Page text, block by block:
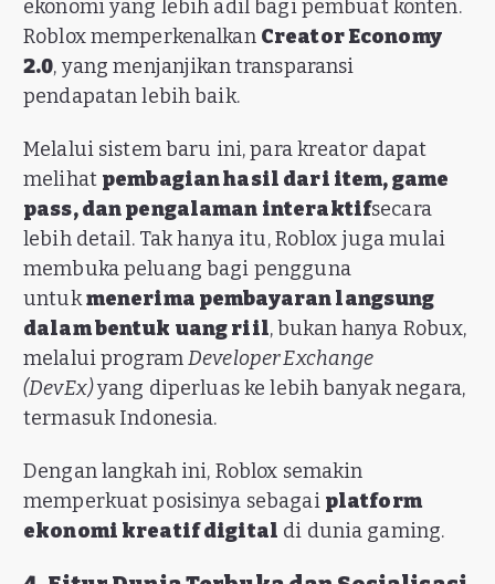
ekonomi yang lebih adil bagi pembuat konten.
Roblox memperkenalkan Creator Economy
2.0, yang menjanjikan transparansi
pendapatan lebih baik.
Melalui sistem baru ini, para kreator dapat
melihat pembagian hasil dari item, game
pass, dan pengalaman interaktifsecara
lebih detail. Tak hanya itu, Roblox juga mulai
membuka peluang bagi pengguna
untukmenerima pembayaran langsung
dalam bentuk uang riil, bukan hanya Robux,
melalui programDeveloper Exchange
(DevEx)yang diperluas ke lebih banyak negara,
termasuk Indonesia.
Dengan langkah ini, Roblox semakin
memperkuat posisinya sebagai platform
ekonomi kreatif digital di dunia gaming.